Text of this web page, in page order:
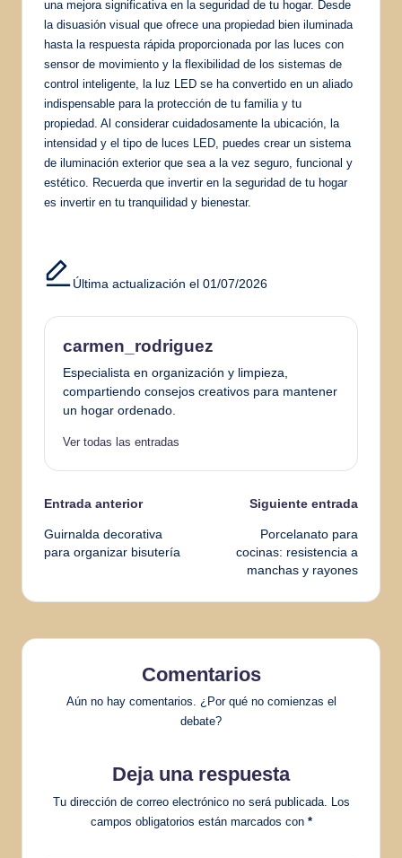
una mejora significativa en la seguridad de tu hogar. Desde
la disuasión visual que ofrece una propiedad bien iluminada
hasta la respuesta rápida proporcionada por las luces con
sensor de movimiento y la flexibilidad de los sistemas de
control inteligente, la luz LED se ha convertido en un aliado
indispensable para la protección de tu familia y tu
propiedad. Al considerar cuidadosamente la ubicación, la
intensidad y el tipo de luces LED, puedes crear un sistema
de iluminación exterior que sea a la vez seguro, funcional y
estético. Recuerda que invertir en la seguridad de tu hogar
es invertir en tu tranquilidad y bienestar.
Última actualización el 01/07/2026
carmen_rodriguez
Especialista en organización y limpieza,
compartiendo consejos creativos para mantener
un hogar ordenado.
Ver todas las entradas
Navegación
de
Entrada anterior
Guirnalda decorativa
para organizar bisutería
Siguiente entrada
Porcelanato para
cocinas: resistencia a
manchas y rayones
Comentarios
Aún no hay comentarios. ¿Por qué no comienzas el
debate?
Deja una respuesta
Tu dirección de correo electrónico no será publicada. Los
campos obligatorios están marcados con *